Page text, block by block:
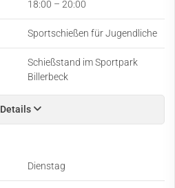
18:00 – 20:00
Sportschießen für Jugendliche
Schießstand im Sportpark
Billerbeck
Details
Dienstag